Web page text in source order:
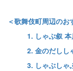
＜歌舞伎町周辺のお
1. しゃぶ叙
2. 金のだしし
3. しゃぶしゃ